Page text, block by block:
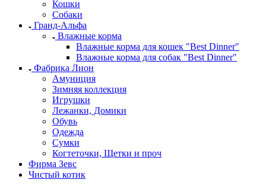
Кошки
Собаки
Гранд-Альфа
Влажные корма
Влажные корма для кошек "Best Dinner"
Влажные корма для собак "Best Dinner"
Фабрика Лион
Амуниция
Зимняя коллекция
Игрушки
Лежанки, Домики
Обувь
Одежда
Сумки
Когтеточки, Щетки и проч
Фирма Зевс
Чистый котик